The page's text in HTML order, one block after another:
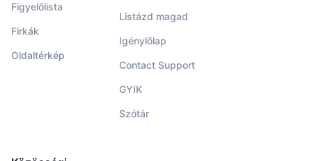
Figyelőlista
Firkák
Oldaltérkép
Listázd magad
Igénylőlap
Contact Support
GYIK
Szótár